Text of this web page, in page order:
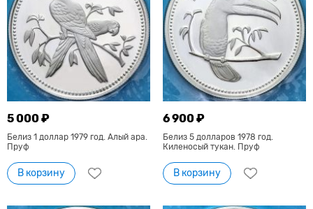
5 000 ₽
Белиз 1 доллар 1979 год. Алый ара.
Пруф
В корзину
6 900 ₽
Белиз 5 долларов 1978 год.
Киленосый тукан. Пруф
В корзину